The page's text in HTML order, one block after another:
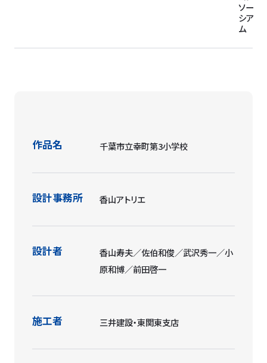
ソー
シア
ム
作品名 千葉市立幸町第3小学校
設計事務所 香山アトリエ
設計者
香山寿夫／佐伯和俊／武沢秀一／小
原和博／前田啓一
施工者 三井建設・東関東支店